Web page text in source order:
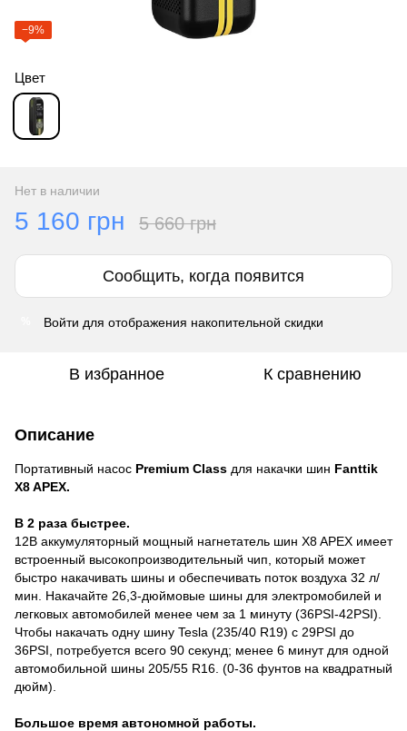
−9%
Цвет
Нет в наличии
5 160 грн 5 660 грн
Сообщить, когда появится
Войти для отображения накопительной скидки
В избранное К сравнению
Описание
Портативный насос Premium Class для накачки шин Fanttik
X8 APEX.
В 2 раза быстрее.
12В аккумуляторный мощный нагнетатель шин X8 APEX имеет
встроенный высокопроизводительный чип, который может
быстро накачивать шины и обеспечивать поток воздуха 32 л/
мин. Накачайте 26,3-дюймовые шины для электромобилей и
легковых автомобилей менее чем за 1 минуту (36PSI-42PSI).
Чтобы накачать одну шину Tesla (235/40 R19) с 29PSI до
36PSI, потребуется всего 90 секунд; менее 6 минут для одной
автомобильной шины 205/55 R16. (0-36 фунтов на квадратный
дюйм).
Большое время автономной работы.